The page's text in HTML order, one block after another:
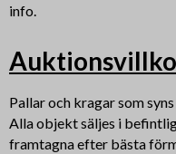
info.
Pallar och kragar som
Alla objekt säljes i
framtagna efter bästa